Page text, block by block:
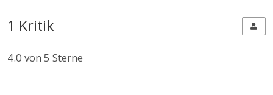
1 Kritik
4.0 von 5 Sterne